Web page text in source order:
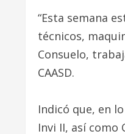
“Esta semana
técnicos,
Consuelo,
CAASD.
Indicó que, en
Invi II, así